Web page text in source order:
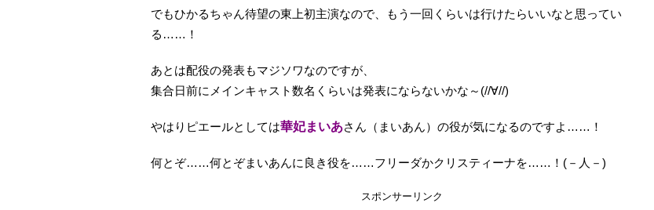
でもひかるちゃん待望の東上初主演なので、もう一回くらいは行けたらいいなと思ってい
る……！
あとは配役の発表もマジソワなのですが、
集合日前にメインキャスト数名くらいは発表にならないかな～(//∀//)
やはりピエールとしては華妃まいあさん（まいあん）の役が気になるのですよ……！
何とぞ……何とぞまいあんに良き役を……フリーダかクリスティーナを……！(－人－)
スポンサーリンク